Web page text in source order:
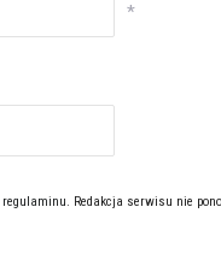
*
regulaminu. Redakcja serwisu nie